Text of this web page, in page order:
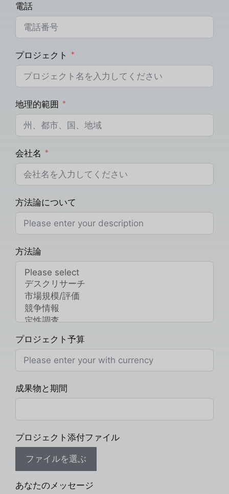
電話
プロジェクト
地理的範囲
会社名
方法論について
方法論
プロジェクト予算
成果物と期間
プロジェクト添付ファイル
ファイルを選ぶ
あなたのメッセージ